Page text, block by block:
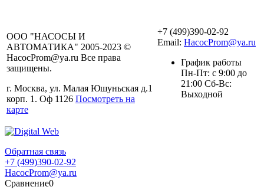
ООО "НАСОСЫ И
АВТОМАТИКА" 2005-2023 ©
HacocProm@ya.ru Все права
защищены.
г. Москва, ул. Малая Юшуньская д.1
корп. 1. Оф 1126 Посмотреть на
карте
+7 (499)390-02-92
Email: HacocProm@ya.ru
График работы
Пн-Пт: с 9:00 до
21:00 Сб-Вс:
Выходной
Обратная связь
+7 (499)390-02-92
HacocProm@ya.ru
Сравнение0